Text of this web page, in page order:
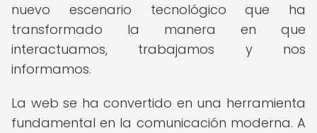
nuevo escenario tecnológico que ha
transformado la manera en que
interactuamos, trabajamos y nos
informamos.
La web se ha convertido en una herramienta
fundamental en la comunicación moderna. A